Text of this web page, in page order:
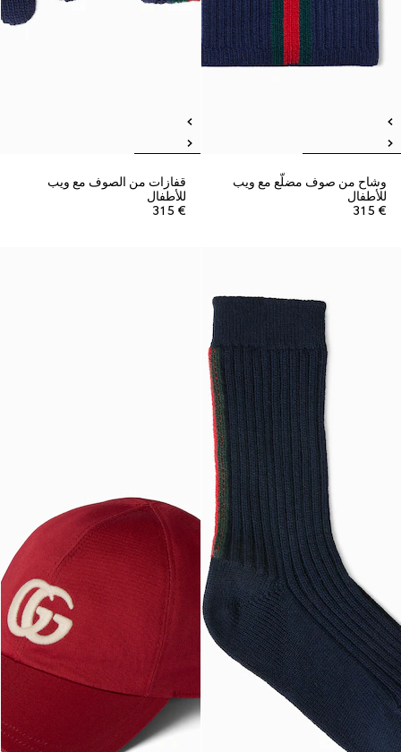
وشاح من صوف مضلّع مع ويب
للأطفال
€ 315
قفازات من الصوف مع ويب
للأطفال
€ 315